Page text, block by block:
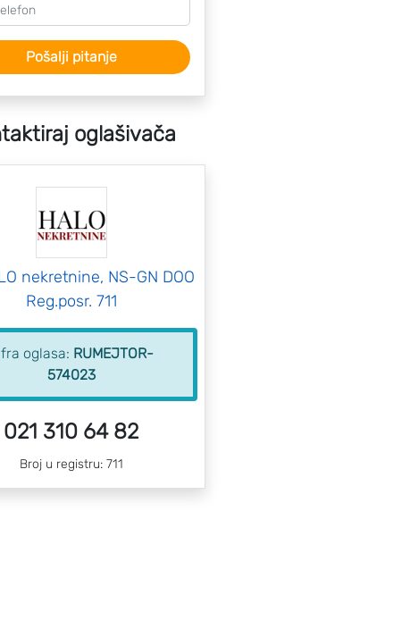
Pošalji pitanje
oglašivača
nekretnine, NS-GN DOO
Reg.posr. 711
oglasa: RUMEJTOR-
574023
021 310 64 82
Broj u registru: 711